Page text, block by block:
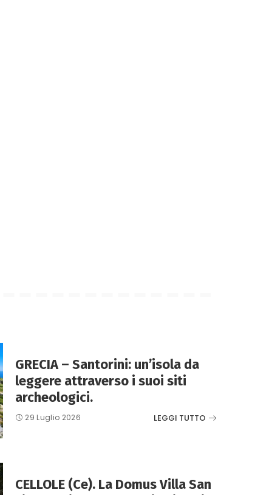
GRECIA – Santorini: un’isola da
leggere attraverso i suoi siti
archeologici.
29 Luglio 2026 LEGGI TUTTO
CELLOLE (Ce). La Domus Villa San